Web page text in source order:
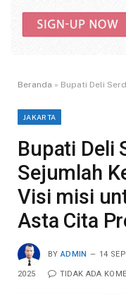
Beranda » Bupati Deli Serdang Safari
JAKARTA
Bupati Deli
Sejumlah
Visi misi
Asta Cita
BY ADMIN 14
2025 TIDAK ADA